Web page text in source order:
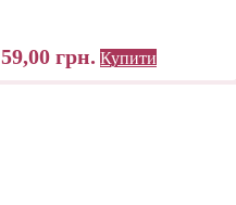
59,00грн. Купити